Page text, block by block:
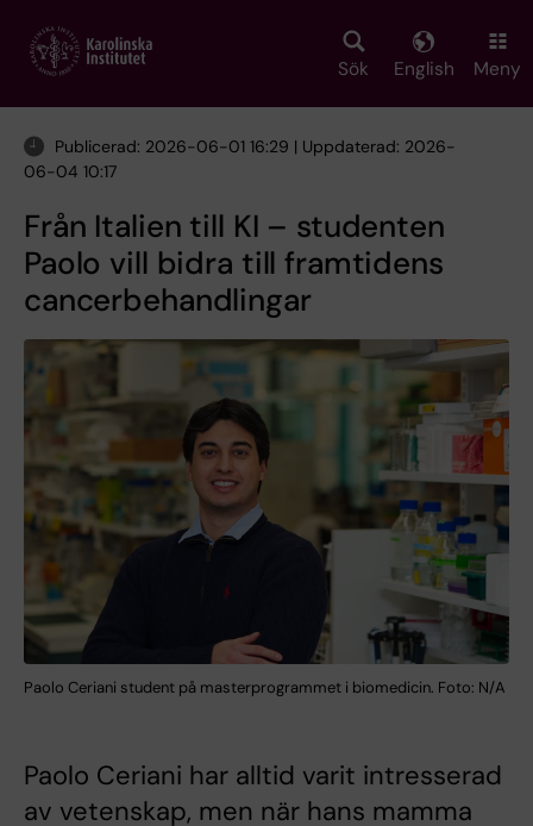
main
Sök English Meny
Publicerad: 2026-06-01 16:29 | Uppdaterad: 2026-
06-04 10:17
Från Italien till KI – studenten
Paolo vill bidra till framtidens
cancerbehandlingar
Paolo Ceriani student på masterprogrammet i biomedicin. Foto: N/A
Paolo Ceriani har alltid varit intresserad
av vetenskap, men när hans mamma